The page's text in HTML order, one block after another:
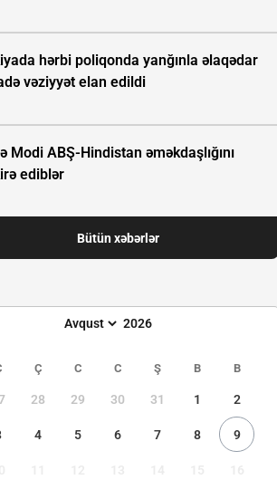
hərbi poliqonda yanğınla əlaqədar
vəziyyət elan edildi
Modi ABŞ-Hindistan əməkdaşlığını
ediblər
Bütün xəbərlər
Ç C C Ş B B
28 29 30 31 1 2
4 5 6 7 8 9